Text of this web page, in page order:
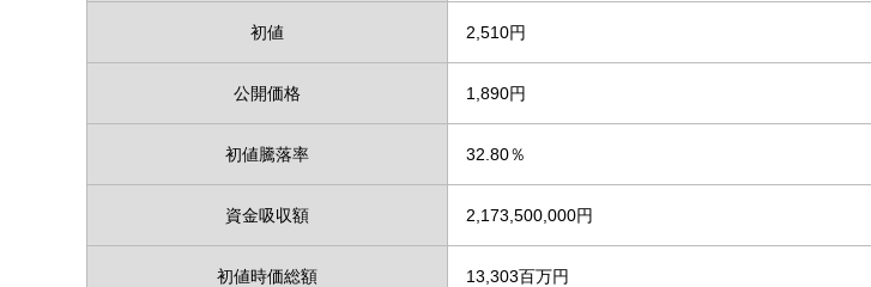
初値 2,510円
公開価格 1,890円
初値騰落率 32.80％
資金吸収額 2,173,500,000円
初値時価総額 13,303百万円